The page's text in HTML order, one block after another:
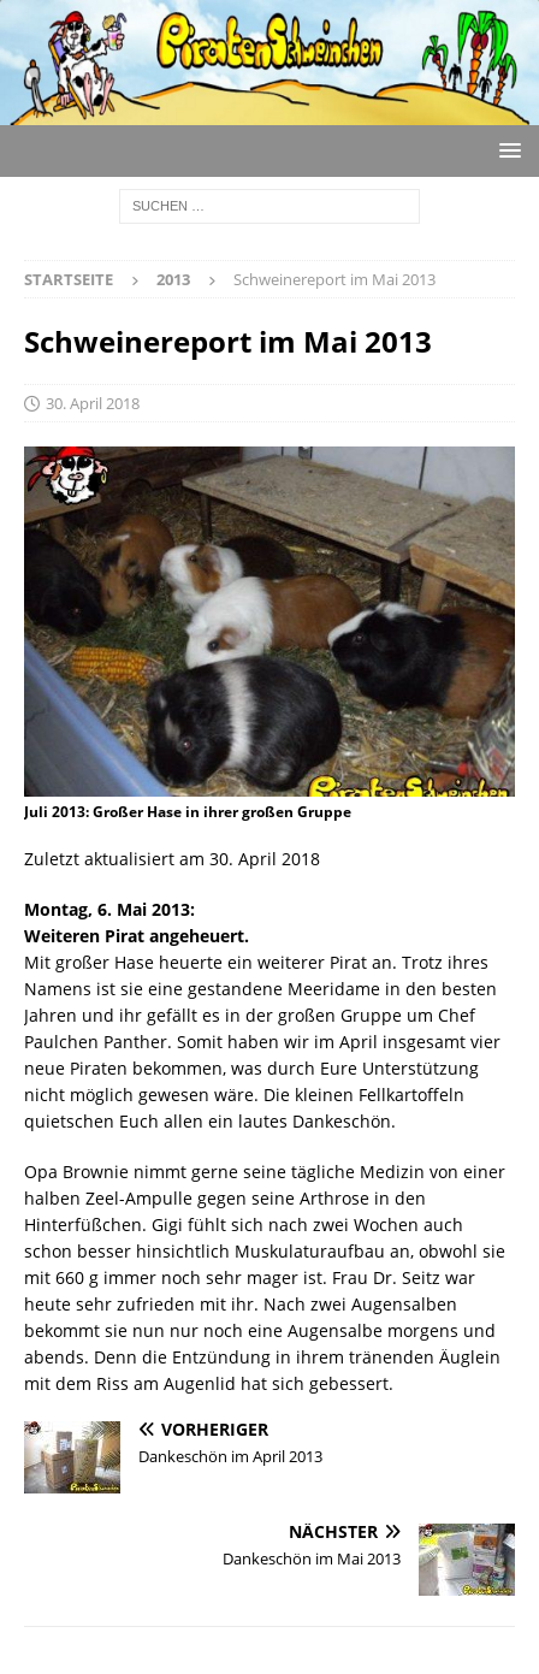
STARTSEITE 2013 Schweinereport im Mai 2013
Schweinereport im Mai 2013
30. April 2018
Juli 2013: Großer Hase in ihrer großen Gruppe
Zuletzt aktualisiert am 30. April 2018
Montag, 6. Mai 2013:
Weiteren Pirat angeheuert.
Mit großer Hase heuerte ein weiterer Pirat an. Trotz ihres
Namens ist sie eine gestandene Meeridame in den besten
Jahren und ihr gefällt es in der großen Gruppe um Chef
Paulchen Panther. Somit haben wir im April insgesamt vier
neue Piraten bekommen, was durch Eure Unterstützung
nicht möglich gewesen wäre. Die kleinen Fellkartoffeln
quietschen Euch allen ein lautes Dankeschön.
Opa Brownie nimmt gerne seine tägliche Medizin von einer
halben Zeel-Ampulle gegen seine Arthrose in den
Hinterfüßchen. Gigi fühlt sich nach zwei Wochen auch
schon besser hinsichtlich Muskulaturaufbau an, obwohl sie
mit 660 g immer noch sehr mager ist. Frau Dr. Seitz war
heute sehr zufrieden mit ihr. Nach zwei Augensalben
bekommt sie nun nur noch eine Augensalbe morgens und
abends. Denn die Entzündung in ihrem tränenden Äuglein
mit dem Riss am Augenlid hat sich gebessert.
VORHERIGER
Dankeschön im April 2013
NÄCHSTER
Dankeschön im Mai 2013